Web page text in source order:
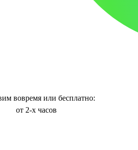
вовремя или бесплатно:
от 2-х часов